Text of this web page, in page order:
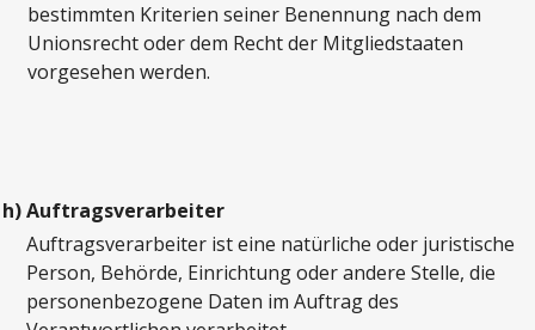
bestimmten Kriterien seiner Benennung nach dem
Unionsrecht oder dem Recht der Mitgliedstaaten
vorgesehen werden.
h)Auftragsverarbeiter
Auftragsverarbeiter ist eine natürliche oder juristische
Person, Behörde, Einrichtung oder andere Stelle, die
personenbezogene Daten im Auftrag des